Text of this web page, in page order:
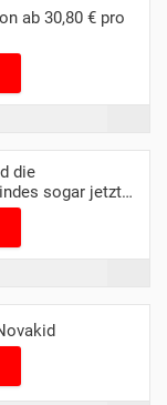
ab 30,80 € pro
die
sogar jetzt